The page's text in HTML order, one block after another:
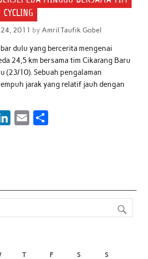
2011 by Amril Taufik Gobel
dulu yang bercerita mengenai
24,5 km bersama tim Cikarang Baru
(23/10). Sebuah pengalaman
jarak yang relatif jauh dengan
d
T F S S